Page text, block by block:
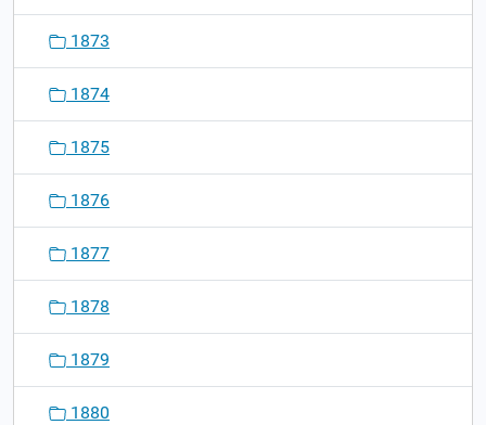
1873
1874
1875
1876
1877
1878
1879
1880